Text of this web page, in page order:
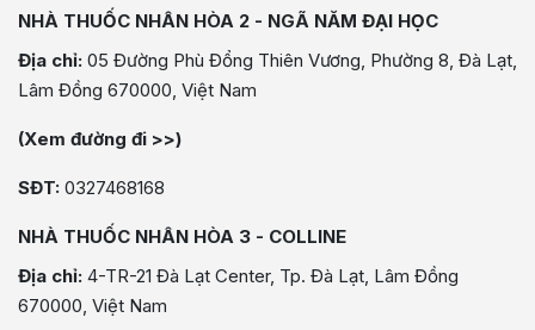
NHÀ THUỐC NHÂN HÒA 2 - NGÃ NĂM ĐẠI HỌC
Địa chỉ: 05 Đường Phù Đổng Thiên Vương, Phường 8, Đà Lạt,
Lâm Đồng 670000, Việt Nam
(Xem đường đi >>)
SĐT: 0327468168
NHÀ THUỐC NHÂN HÒA 3 - COLLINE
Địa chỉ: 4-TR-21 Đà Lạt Center, Tp. Đà Lạt, Lâm Đồng
670000, Việt Nam